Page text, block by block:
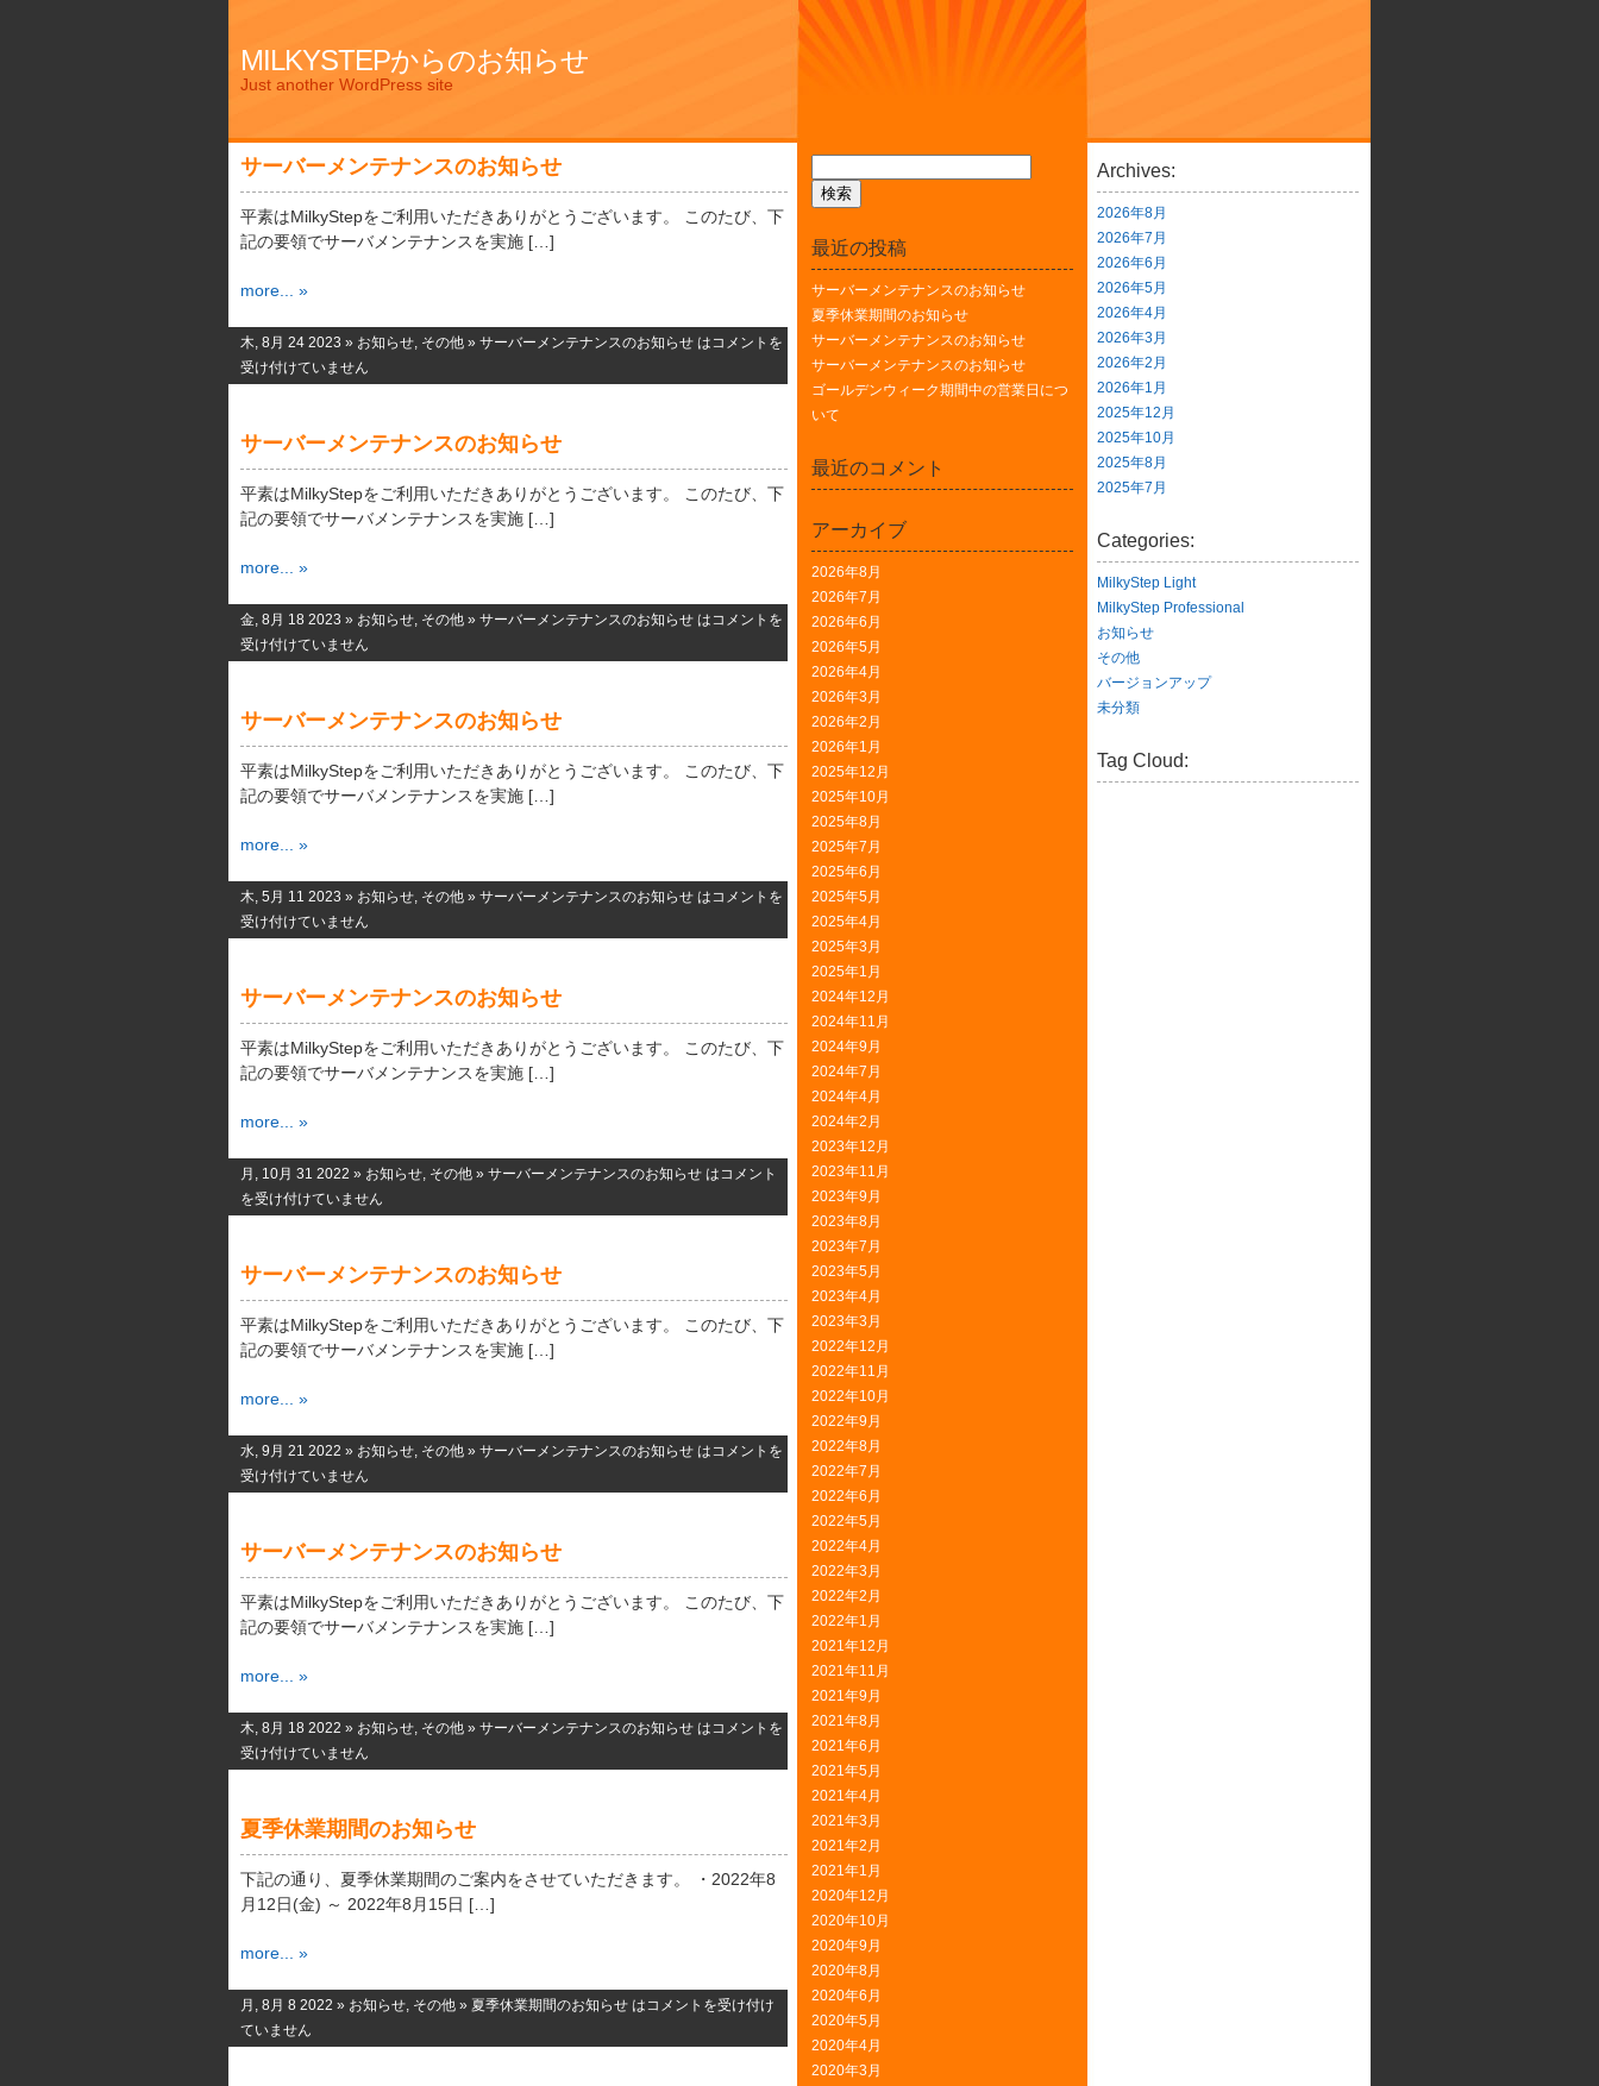
MILKYSTEPからのお知らせ
Just another WordPress site
サーバーメンテナンスのお知らせ
平素はMilkyStepをご利用いただきありがとうございます。 このたび、下
記の要領でサーバメンテナンスを実施 […]
more... »
木, 8月 24 2023 » お知らせ, その他 » サーバーメンテナンスのお知らせ はコメントを
受け付けていません
サーバーメンテナンスのお知らせ
平素はMilkyStepをご利用いただきありがとうございます。 このたび、下
記の要領でサーバメンテナンスを実施 […]
more... »
金, 8月 18 2023 » お知らせ, その他 » サーバーメンテナンスのお知らせ はコメントを
受け付けていません
サーバーメンテナンスのお知らせ
平素はMilkyStepをご利用いただきありがとうございます。 このたび、下
記の要領でサーバメンテナンスを実施 […]
more... »
木, 5月 11 2023 » お知らせ, その他 » サーバーメンテナンスのお知らせ はコメントを
受け付けていません
サーバーメンテナンスのお知らせ
平素はMilkyStepをご利用いただきありがとうございます。 このたび、下
記の要領でサーバメンテナンスを実施 […]
more... »
月, 10月 31 2022 » お知らせ, その他 » サーバーメンテナンスのお知らせ はコメント
を受け付けていません
サーバーメンテナンスのお知らせ
平素はMilkyStepをご利用いただきありがとうございます。 このたび、下
記の要領でサーバメンテナンスを実施 […]
more... »
水, 9月 21 2022 » お知らせ, その他 » サーバーメンテナンスのお知らせ はコメントを
受け付けていません
サーバーメンテナンスのお知らせ
平素はMilkyStepをご利用いただきありがとうございます。 このたび、下
記の要領でサーバメンテナンスを実施 […]
more... »
木, 8月 18 2022 » お知らせ, その他 » サーバーメンテナンスのお知らせ はコメントを
受け付けていません
夏季休業期間のお知らせ
下記の通り、夏季休業期間のご案内をさせていただきます。 ・2022年8
月12日(金) ～ 2022年8月15日 […]
more... »
月, 8月 8 2022 » お知らせ, その他 » 夏季休業期間のお知らせ はコメントを受け付け
ていません
最近の投稿
サーバーメンテナンスのお知らせ
夏季休業期間のお知らせ
サーバーメンテナンスのお知らせ
サーバーメンテナンスのお知らせ
ゴールデンウィーク期間中の営業日につ
いて
最近のコメント
アーカイブ
2026年8月
2026年7月
2026年6月
2026年5月
2026年4月
2026年3月
2026年2月
2026年1月
2025年12月
2025年10月
2025年8月
2025年7月
2025年6月
2025年5月
2025年4月
2025年3月
2025年1月
2024年12月
2024年11月
2024年9月
2024年7月
2024年4月
2024年2月
2023年12月
2023年11月
2023年9月
2023年8月
2023年7月
2023年5月
2023年4月
2023年3月
2022年12月
2022年11月
2022年10月
2022年9月
2022年8月
2022年7月
2022年6月
2022年5月
2022年4月
2022年3月
2022年2月
2022年1月
2021年12月
2021年11月
2021年9月
2021年8月
2021年6月
2021年5月
2021年4月
2021年3月
2021年2月
2021年1月
2020年12月
2020年10月
2020年9月
2020年8月
2020年6月
2020年5月
2020年4月
2020年3月
Archives:
2026年8月
2026年7月
2026年6月
2026年5月
2026年4月
2026年3月
2026年2月
2026年1月
2025年12月
2025年10月
2025年8月
2025年7月
Categories:
MilkyStep Light
MilkyStep Professional
お知らせ
その他
バージョンアップ
未分類
Tag Cloud: